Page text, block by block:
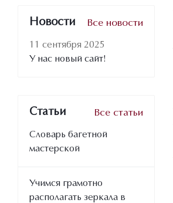
Новости Все новости
11 сентября 2025
У нас новый сайт!
Статьи Все статьи
Словарь багетной
мастерской
Учимся грамотно
располагать зеркала в